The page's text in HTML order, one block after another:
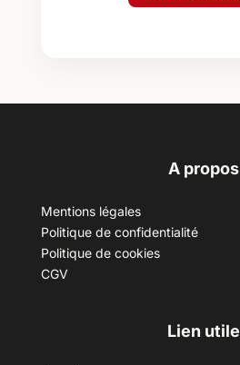
A propos
Mentions légales
Politique de confidentialité
Politique de cookies
CGV
Lien utile